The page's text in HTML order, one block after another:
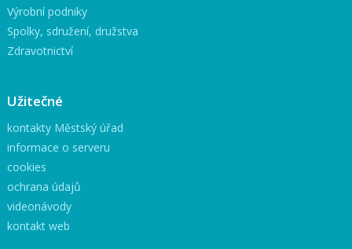
Výrobní podniky
Spolky, sdružení, družstva
Zdravotnictví
Užitečné
kontakty Městský úřad
informace o serveru
cookies
ochrana údajů
videonávody
kontakt web